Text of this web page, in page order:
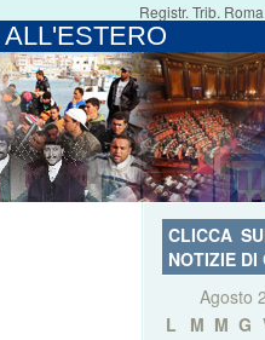
Registr. Trib.
CLICCA
NOTIZIE DI
Agosto
L
M M G